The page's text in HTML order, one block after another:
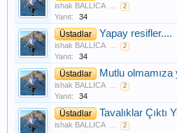
ishak BALLICA ... 2
Yanıt: 34
Üstadlar Yapay resifler....
ishak BALLICA ... 2
Yanıt: 34
Üstadlar Mutlu olmamıza
ishak BALLICA ... 2
Yanıt: 34
Üstadlar Tavalıklar Çıktı
ishak BALLICA ... 2